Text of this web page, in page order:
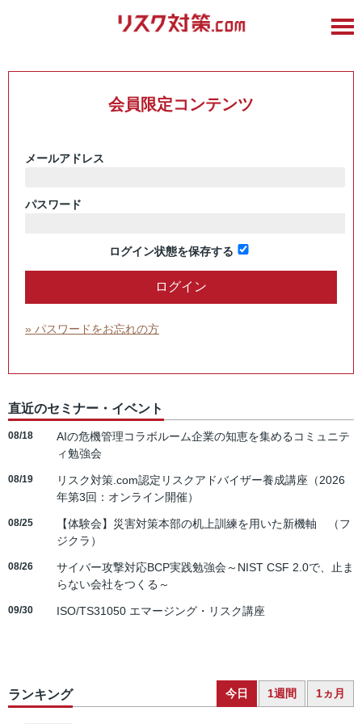
会員限定コンテンツ
メールアドレス
パスワード
ログイン状態を保存する
» パスワードをお忘れの方
直近のセミナー・イベント
08/18
AIの危機管理コラボルーム企業の知恵を集めるコミュニテ
ィ勉強会
08/19
リスク対策.com認定リスクアドバイザー養成講座（2026
年第3回：オンライン開催）
08/25
【体験会】災害対策本部の机上訓練を用いた新機軸 （フ
ジクラ）
08/26
サイバー攻撃対応BCP実践勉強会～NIST CSF 2.0で、止ま
らない会社をつくる～
09/30 ISO/TS31050 エマージング・リスク講座
ランキング 今日 1週間 1ヵ月